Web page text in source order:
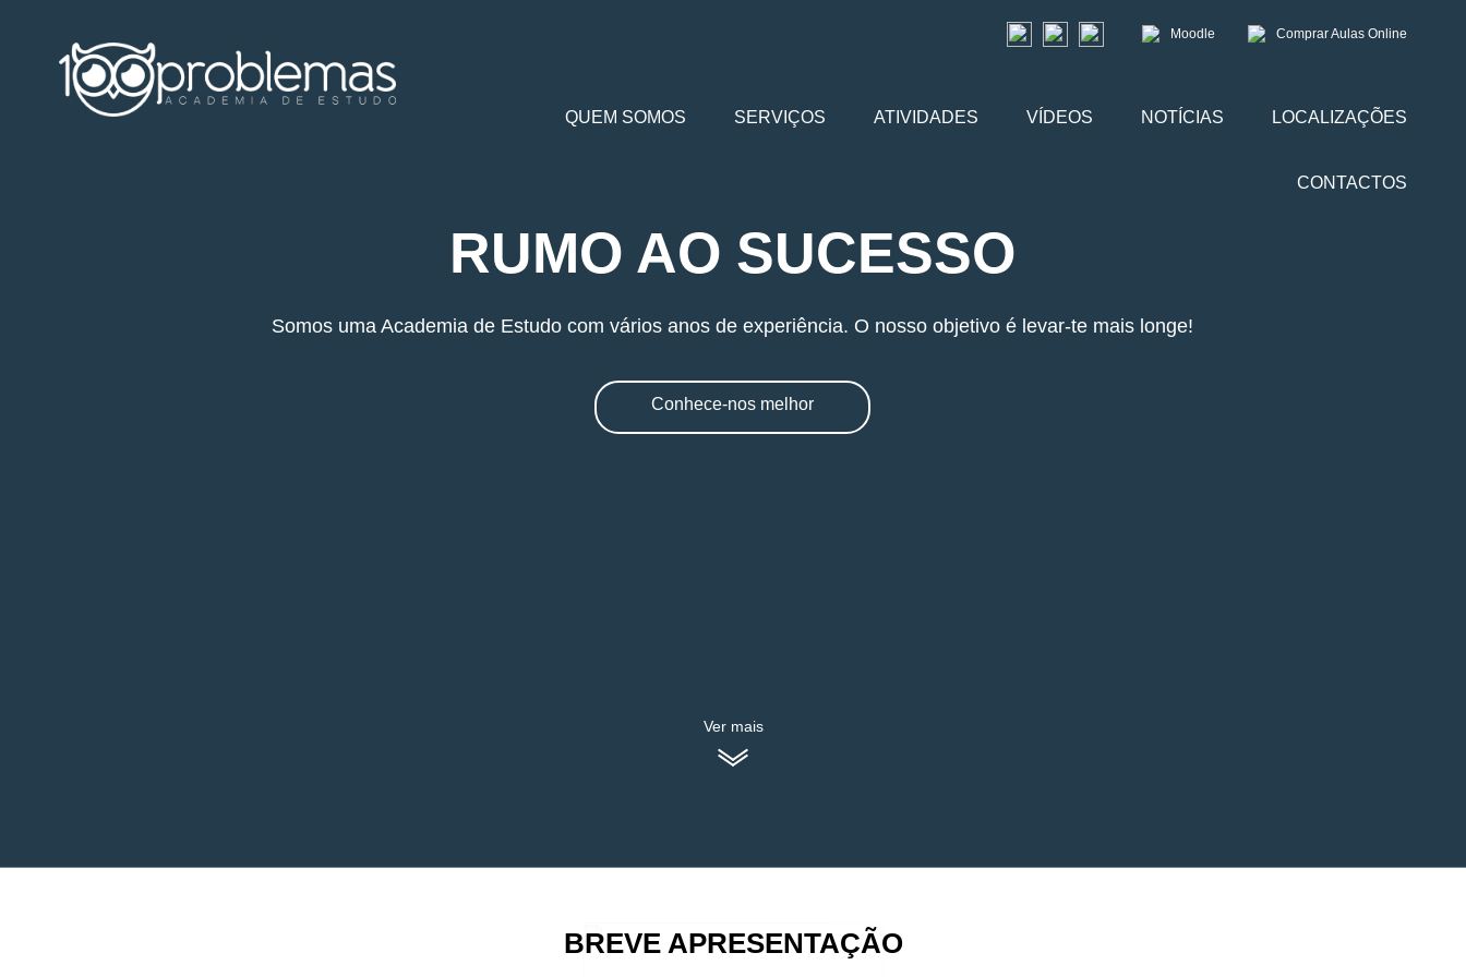
Moodle Comprar Aulas Online
QUEM SOMOS SERVIÇOS ATIVIDADES VÍDEOS NOTÍCIAS LOCALIZAÇÕES
CONTACTOS
RUMO AO SUCESSO
Somos uma Academia de Estudo com vários anos de experiência. O nosso objetivo é levar-te mais longe!
Conhece-nos melhor
Ver mais
BREVE APRESENTAÇÃO